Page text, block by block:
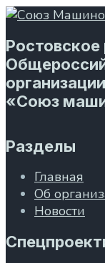
организации
«Союз
Разделы
Главная
Об
Новости